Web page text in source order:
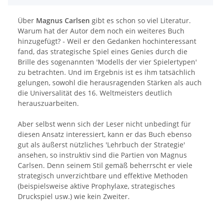
Über Magnus Carlsen gibt es schon so viel Literatur.
Warum hat der Autor dem noch ein weiteres Buch
hinzugefügt? - Weil er den Gedanken hochinteressant
fand, das strategische Spiel eines Genies durch die
Brille des sogenannten 'Modells der vier Spielertypen'
zu betrachten. Und im Ergebnis ist es ihm tatsächlich
gelungen, sowohl die herausragenden Stärken als auch
die Universalität des 16. Weltmeisters deutlich
herauszuarbeiten.
Aber selbst wenn sich der Leser nicht unbedingt für
diesen Ansatz interessiert, kann er das Buch ebenso
gut als äußerst nützliches 'Lehrbuch der Strategie'
ansehen, so instruktiv sind die Partien von Magnus
Carlsen. Denn seinem Stil gemäß beherrscht er viele
strategisch unverzichtbare und effektive Methoden
(beispielsweise aktive Prophylaxe, strategisches
Druckspiel usw.) wie kein Zweiter.